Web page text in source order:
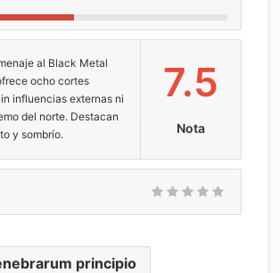
7.5
Nota
al Black Metal
ocho cortes
influencias externas ni
del norte. Destacan
y sombrío.
principio